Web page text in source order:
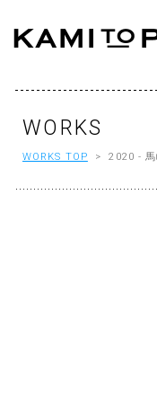
WORKS
WORKS TOP > 2020 - 馬